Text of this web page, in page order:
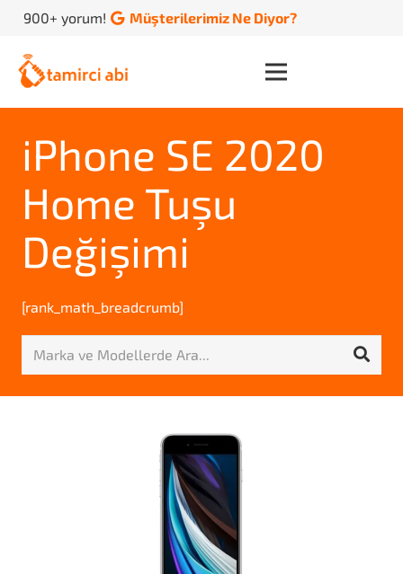
900+ yorum! Müşterilerimiz Ne Diyor?
iPhone SE 2020
Home Tuşu
Değişimi
[rank_math_breadcrumb]